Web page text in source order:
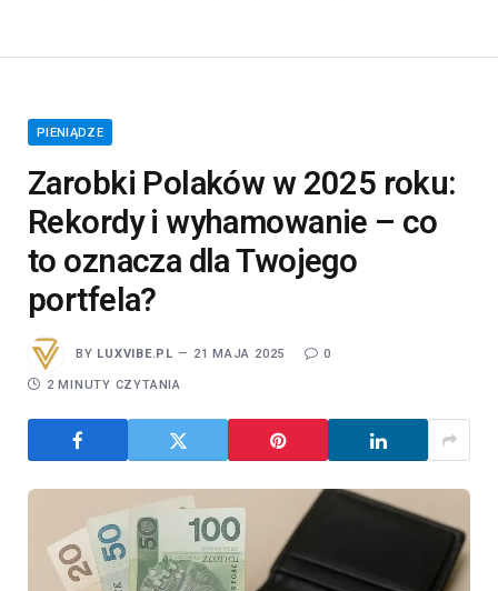
PIENIĄDZE
Zarobki Polaków w 2025 roku:
Rekordy i wyhamowanie – co
to oznacza dla Twojego
portfela?
BY LUXVIBE.PL 21 MAJA 2025 0
2 MINUTY CZYTANIA